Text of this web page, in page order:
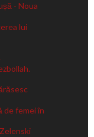
- Noua
lui
de femei în